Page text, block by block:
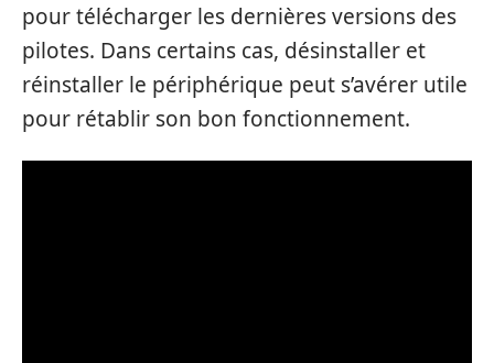
pour télécharger les dernières versions des
pilotes. Dans certains cas, désinstaller et
réinstaller le périphérique peut s’avérer utile
pour rétablir son bon fonctionnement.